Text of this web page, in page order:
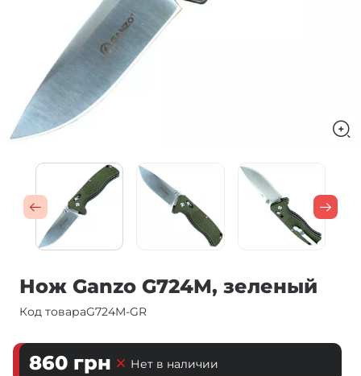
Нож Ganzo G724M, зеленый
Код товараG724M-GR
860 грн Нет в наличии